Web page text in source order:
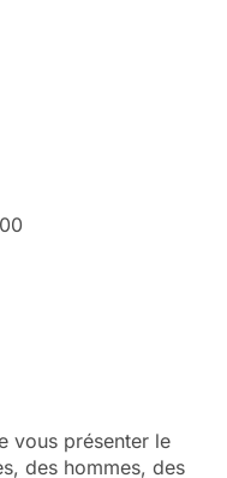
vous présenter le
des hommes, des